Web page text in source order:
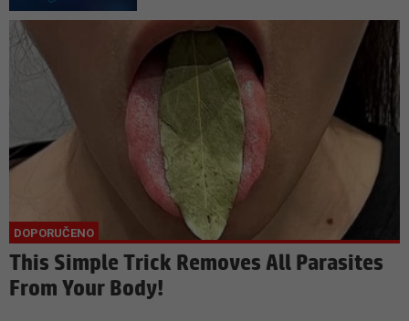
This Simple Trick Removes All Parasites
From Your Body!